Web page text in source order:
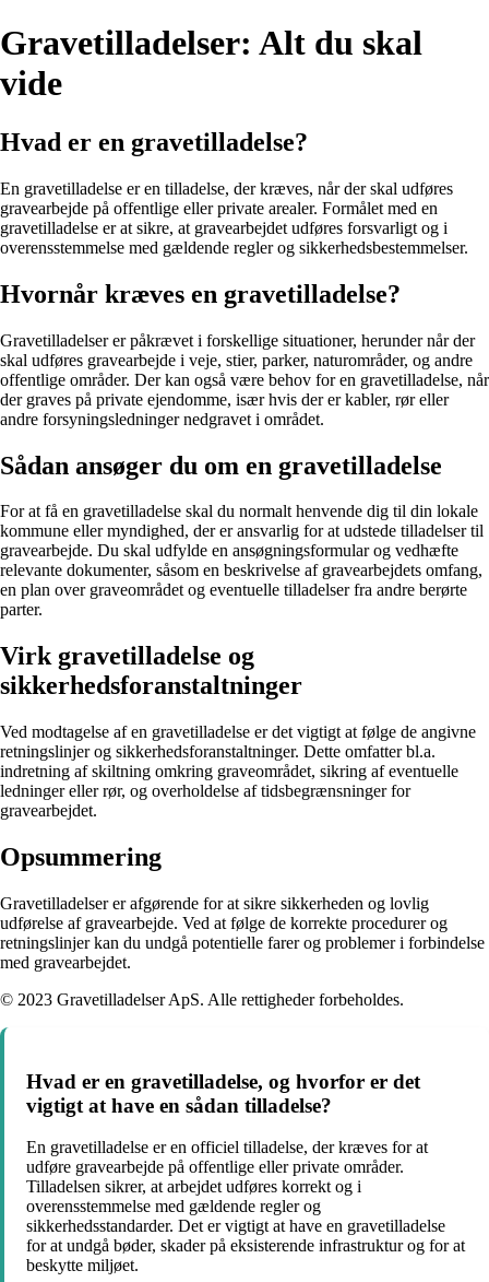
Gravetilladelser: Alt du skal
vide
Hvad er en gravetilladelse?
En gravetilladelse er en tilladelse, der kræves, når der skal udføres
gravearbejde på offentlige eller private arealer. Formålet med en
gravetilladelse er at sikre, at gravearbejdet udføres forsvarligt og i
overensstemmelse med gældende regler og sikkerhedsbestemmelser.
Hvornår kræves en gravetilladelse?
Gravetilladelser er påkrævet i forskellige situationer, herunder når der
skal udføres gravearbejde i veje, stier, parker, naturområder, og andre
offentlige områder. Der kan også være behov for en gravetilladelse, når
der graves på private ejendomme, især hvis der er kabler, rør eller
andre forsyningsledninger nedgravet i området.
Sådan ansøger du om en gravetilladelse
For at få en gravetilladelse skal du normalt henvende dig til din lokale
kommune eller myndighed, der er ansvarlig for at udstede tilladelser til
gravearbejde. Du skal udfylde en ansøgningsformular og vedhæfte
relevante dokumenter, såsom en beskrivelse af gravearbejdets omfang,
en plan over graveområdet og eventuelle tilladelser fra andre berørte
parter.
Virk gravetilladelse og
sikkerhedsforanstaltninger
Ved modtagelse af en gravetilladelse er det vigtigt at følge de angivne
retningslinjer og sikkerhedsforanstaltninger. Dette omfatter bl.a.
indretning af skiltning omkring graveområdet, sikring af eventuelle
ledninger eller rør, og overholdelse af tidsbegrænsninger for
gravearbejdet.
Opsummering
Gravetilladelser er afgørende for at sikre sikkerheden og lovlig
udførelse af gravearbejde. Ved at følge de korrekte procedurer og
retningslinjer kan du undgå potentielle farer og problemer i forbindelse
med gravearbejdet.
© 2023 Gravetilladelser ApS. Alle rettigheder forbeholdes.
Hvad er en gravetilladelse, og hvorfor er det
vigtigt at have en sådan tilladelse?
En gravetilladelse er en officiel tilladelse, der kræves for at
udføre gravearbejde på offentlige eller private områder.
Tilladelsen sikrer, at arbejdet udføres korrekt og i
overensstemmelse med gældende regler og
sikkerhedsstandarder. Det er vigtigt at have en gravetilladelse
for at undgå bøder, skader på eksisterende infrastruktur og for at
beskytte miljøet.